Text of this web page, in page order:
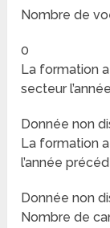
Nombre de
0
La formation
secteur
Donnée non
La formation
l’année
Donnée non
Nombre de